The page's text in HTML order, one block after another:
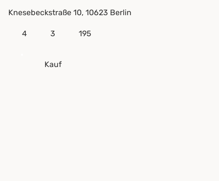
Knesebeckstraße 10, 10623 Berlin
4 3 195
Kauf